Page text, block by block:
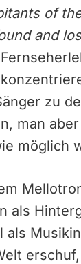
of
and
zu
man
möglich
als